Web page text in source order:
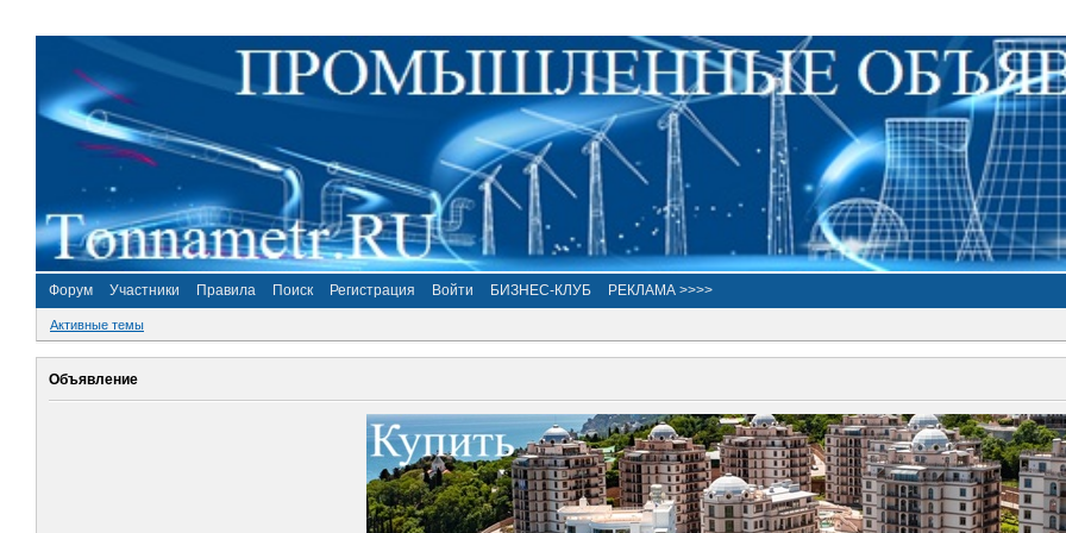
Форум Участники Правила Поиск Регистрация Войти БИЗНЕС-КЛУБ РЕКЛАМА >>>>
Активные темы
Объявление